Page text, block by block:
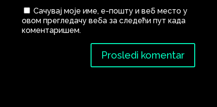
Сачувај моје име, е-пошту и веб место у
овом прегледачу веба за следећи пут када
коментаришем.